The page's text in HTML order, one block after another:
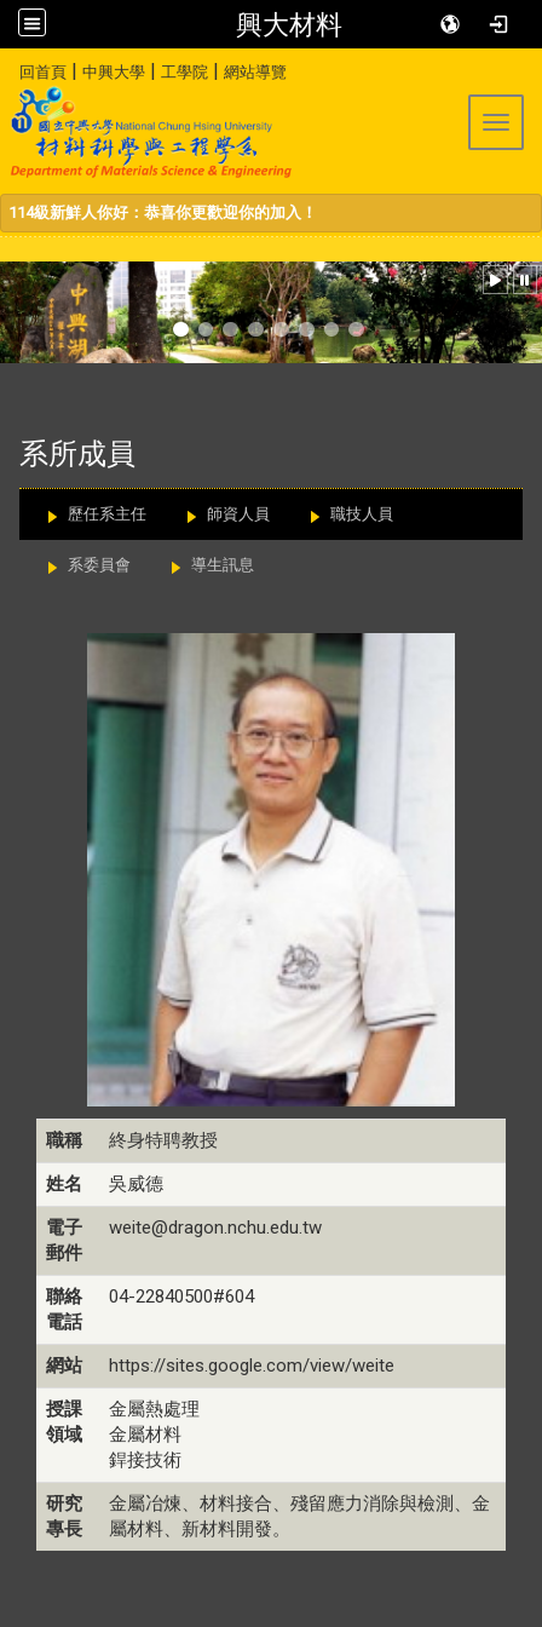
興大材料
回首頁 | 中興大學 | 工學院 | 網站導覽
114級新鮮人你好：恭喜你更歡迎你的加入！
系所成員
歷任系主任 師資人員 職技人員
系委員會 導生訊息
職稱
終身特聘教授
姓名
吳威德
電子
郵件
weite@dragon.nchu.edu.tw
聯絡
電話
04-22840500#604
網站
https://sites.google.com/view/weite
授課
領域
金屬熱處理
金屬材料
銲接技術
研究
專長
金屬冶煉、材料接合、殘留應力消除與檢測、金
屬材料、新材料開發。